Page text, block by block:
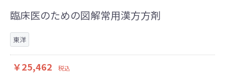
臨床医のための図解常用漢方方剤
東洋
￥25,462 税込